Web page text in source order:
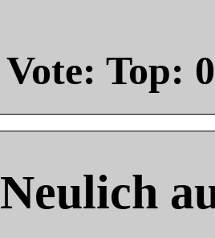
Vote: Top: 0
Neulich